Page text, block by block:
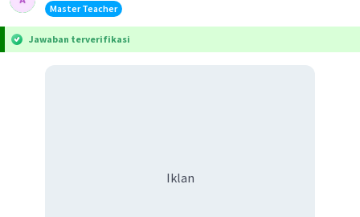
Master Teacher
Jawaban terverifikasi
Iklan